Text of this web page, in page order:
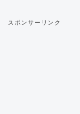
スポンサーリンク